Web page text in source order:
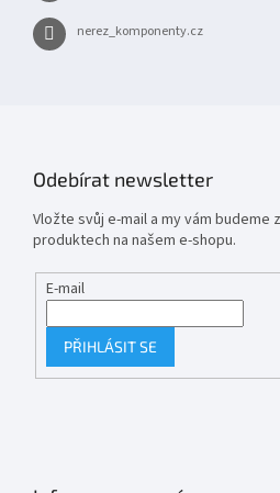
nerez_komponenty.cz
Odebírat newsletter
Vložte svůj e-mail a my vám budeme
produktech na našem e-shopu.
E-mail
PŘIHLÁSIT SE